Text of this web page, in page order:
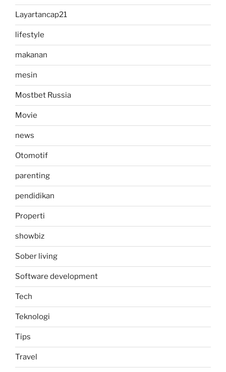
Layartancap21
lifestyle
makanan
mesin
Mostbet Russia
Movie
news
Otomotif
parenting
pendidikan
Properti
showbiz
Sober living
Software development
Tech
Teknologi
Tips
Travel